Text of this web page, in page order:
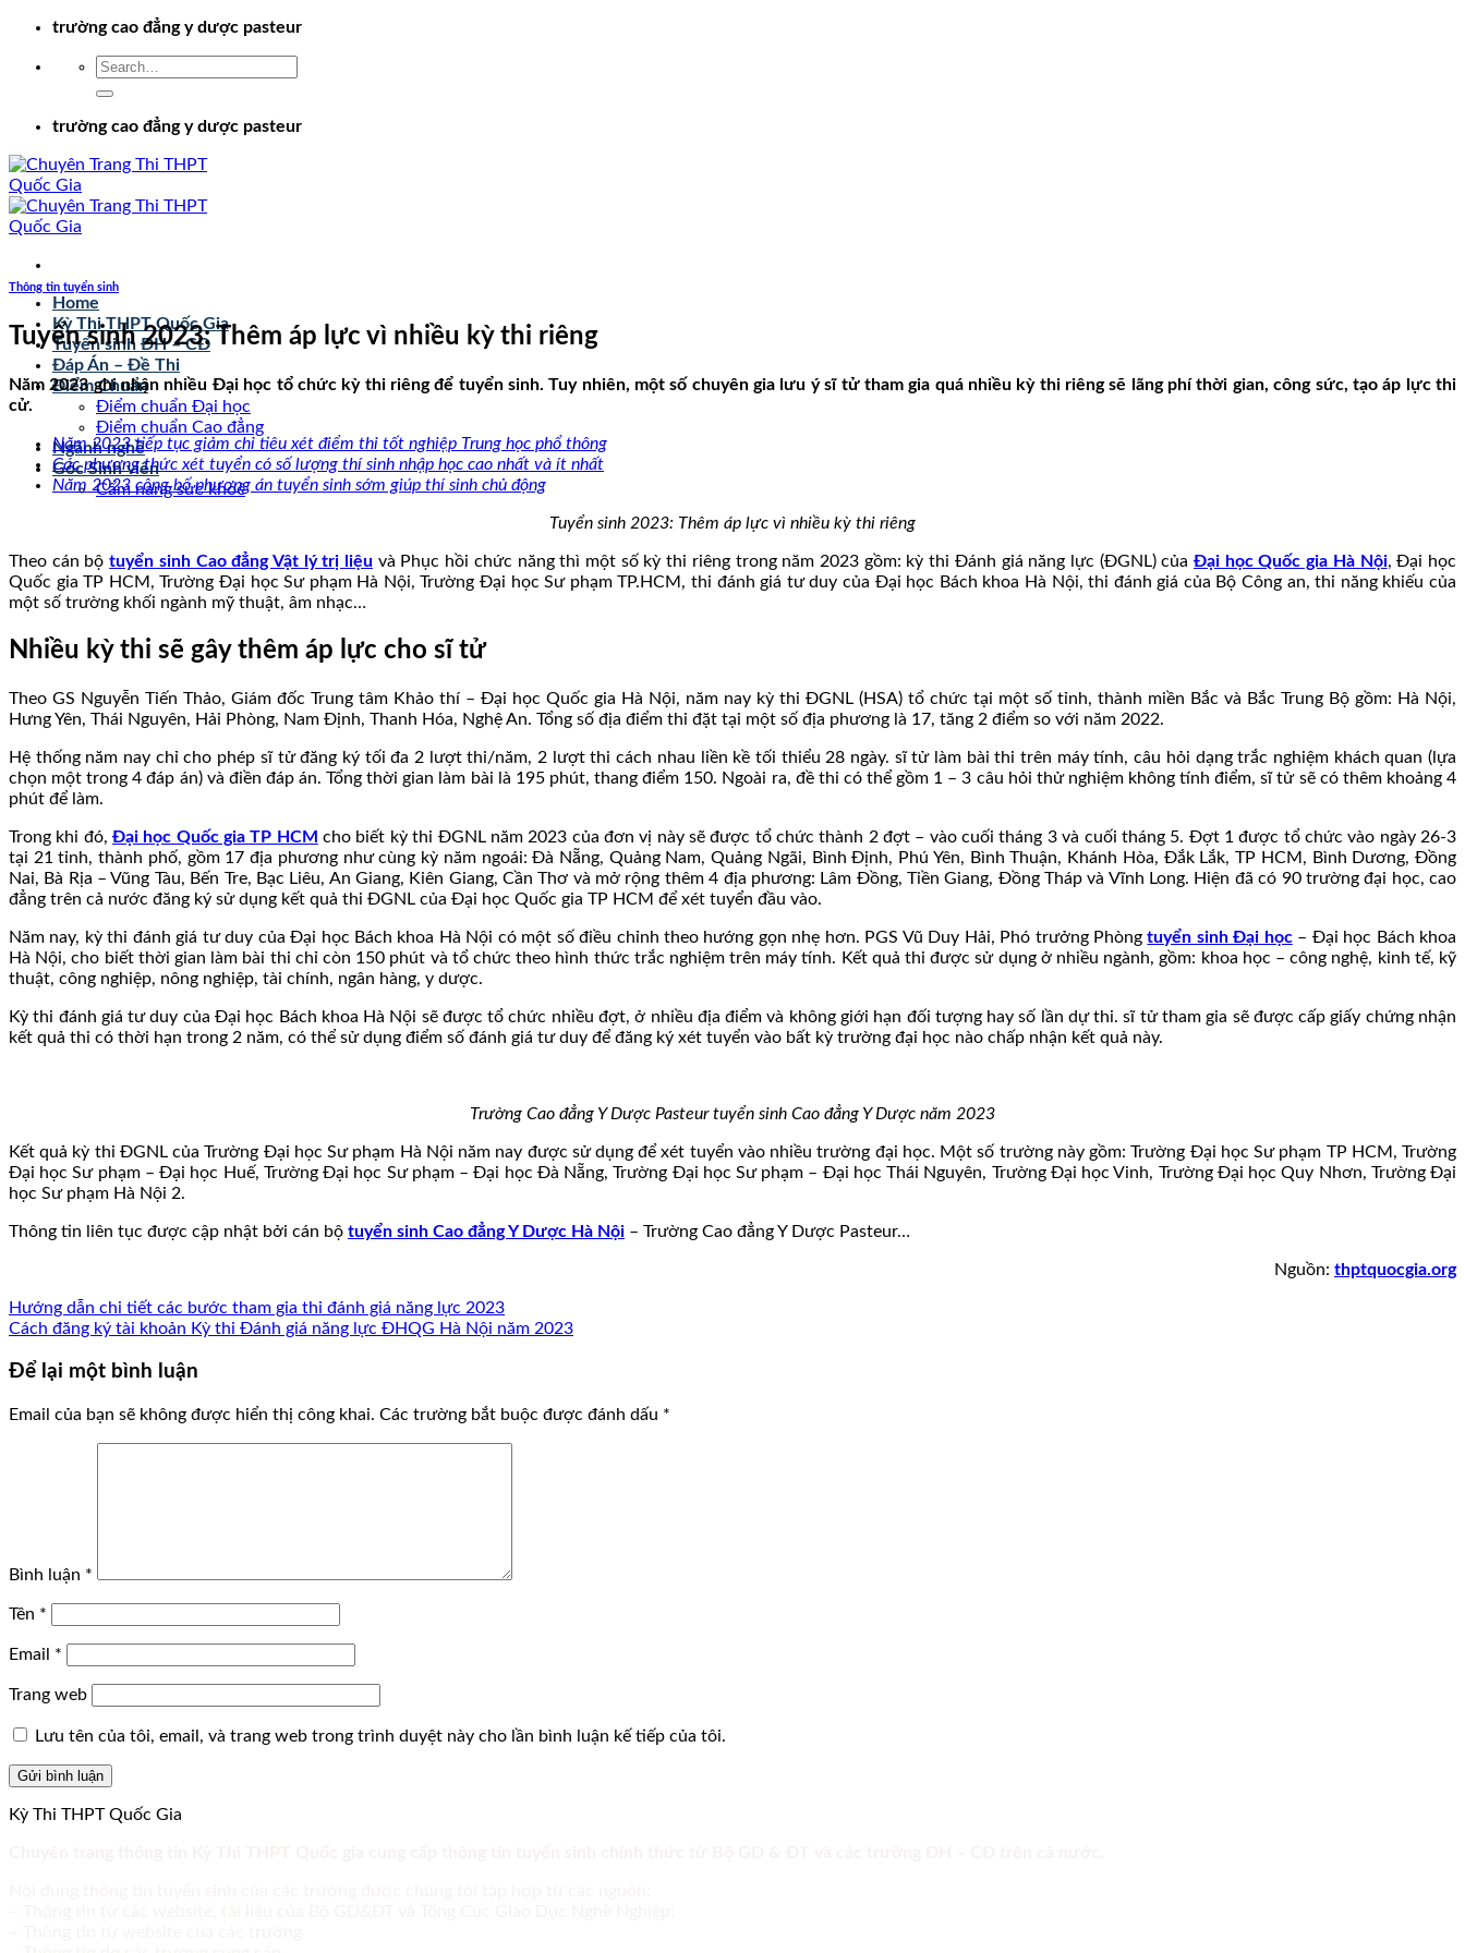
Chuyểntrường cao đẳng y dược pasteur
trường cao đẳng y dược pasteur
Home
Kỳ Thi THPT Quốc Gia
Tuyển sinh ĐH – CĐ
Đáp Án – Đề Thi
Điểm Chuẩn
Điểm chuẩn Đại học
Điểm chuẩn Cao đẳng
Ngành nghề
Góc Sinh viên
Cẩm nang sức khoẻ
Thông tin tuyển sinh
Tuyển sinh 2023: Thêm áp lực vì nhiều kỳ thi riêng
Năm 2023 ghi nhận nhiều Đại học tổ chức kỳ thi riêng để tuyển sinh. Tuy nhiên, một số chuyên gia lưu ý sĩ tử tham gia quá nhiều kỳ thi riêng sẽ lãng phí thời gian, công sức, tạo áp lực thi
cử.
Năm 2023 tiếp tục giảm chỉ tiêu xét điểm thi tốt nghiệp Trung học phổ thông
Các phương thức xét tuyển có số lượng thí sinh nhập học cao nhất và ít nhất
Năm 2023 công bố phương án tuyển sinh sớm giúp thí sinh chủ động
Tuyển sinh 2023: Thêm áp lực vì nhiều kỳ thi riêng
Theo cán bộtuyển sinh Cao đẳng Vật lý trị liệu và Phục hồi chức năng thì một số kỳ thi riêng trong năm 2023 gồm: kỳ thi Đánh giá năng lực (ĐGNL) củaĐại học Quốc gia Hà Nội, Đại học
Quốc gia TP HCM, Trường Đại học Sư phạm Hà Nội, Trường Đại học Sư phạm TP.HCM, thi đánh giá tư duy của Đại học Bách khoa Hà Nội, thi đánh giá của Bộ Công an, thi năng khiếu của
một số trường khối ngành mỹ thuật, âm nhạc…
Nhiều kỳ thi sẽ gây thêm áp lực cho sĩ tử
Theo GS Nguyễn Tiến Thảo, Giám đốc Trung tâm Khảo thí – Đại học Quốc gia Hà Nội, năm nay kỳ thi ĐGNL (HSA) tổ chức tại một số tỉnh, thành miền Bắc và Bắc Trung Bộ gồm: Hà Nội,
Hưng Yên, Thái Nguyên, Hải Phòng, Nam Định, Thanh Hóa, Nghệ An. Tổng số địa điểm thi đặt tại một số địa phương là 17, tăng 2 điểm so với năm 2022.
Hệ thống năm nay chỉ cho phép sĩ tử đăng ký tối đa 2 lượt thi/năm, 2 lượt thi cách nhau liền kề tối thiểu 28 ngày. sĩ tử làm bài thi trên máy tính, câu hỏi dạng trắc nghiệm khách quan (lựa
chọn một trong 4 đáp án) và điền đáp án. Tổng thời gian làm bài là 195 phút, thang điểm 150. Ngoài ra, đề thi có thể gồm 1 – 3 câu hỏi thử nghiệm không tính điểm, sĩ tử sẽ có thêm khoảng 4
phút để làm.
Trong khi đó,Đại học Quốc gia TP HCM cho biết kỳ thi ĐGNL năm 2023 của đơn vị này sẽ được tổ chức thành 2 đợt – vào cuối tháng 3 và cuối tháng 5. Đợt 1 được tổ chức vào ngày 26-3
tại 21 tỉnh, thành phố, gồm 17 địa phương như cùng kỳ năm ngoái: Đà Nẵng, Quảng Nam, Quảng Ngãi, Bình Định, Phú Yên, Bình Thuận, Khánh Hòa, Đắk Lắk, TP HCM, Bình Dương, Đồng
Nai, Bà Rịa – Vũng Tàu, Bến Tre, Bạc Liêu, An Giang, Kiên Giang, Cần Thơ và mở rộng thêm 4 địa phương: Lâm Đồng, Tiền Giang, Đồng Tháp và Vĩnh Long. Hiện đã có 90 trường đại học, cao
đẳng trên cả nước đăng ký sử dụng kết quả thi ĐGNL của Đại học Quốc gia TP HCM để xét tuyển đầu vào.
Năm nay, kỳ thi đánh giá tư duy của Đại học Bách khoa Hà Nội có một số điều chỉnh theo hướng gọn nhẹ hơn. PGS Vũ Duy Hải, Phó trưởng Phòngtuyển sinh Đại học– Đại học Bách khoa
Hà Nội, cho biết thời gian làm bài thi chỉ còn 150 phút và tổ chức theo hình thức trắc nghiệm trên máy tính. Kết quả thi được sử dụng ở nhiều ngành, gồm: khoa học – công nghệ, kinh tế, kỹ
thuật, công nghiệp, nông nghiệp, tài chính, ngân hàng, y dược.
Kỳ thi đánh giá tư duy của Đại học Bách khoa Hà Nội sẽ được tổ chức nhiều đợt, ở nhiều địa điểm và không giới hạn đối tượng hay số lần dự thi. sĩ tử tham gia sẽ được cấp giấy chứng nhận
kết quả thi có thời hạn trong 2 năm, có thể sử dụng điểm số đánh giá tư duy để đăng ký xét tuyển vào bất kỳ trường đại học nào chấp nhận kết quả này.
Trường Cao đẳng Y Dược Pasteur tuyển sinh Cao đẳng Y Dược năm 2023
Kết quả kỳ thi ĐGNL của Trường Đại học Sư phạm Hà Nội năm nay được sử dụng để xét tuyển vào nhiều trường đại học. Một số trường này gồm: Trường Đại học Sư phạm TP HCM, Trường
Đại học Sư phạm – Đại học Huế, Trường Đại học Sư phạm – Đại học Đà Nẵng, Trường Đại học Sư phạm – Đại học Thái Nguyên, Trường Đại học Vinh, Trường Đại học Quy Nhơn, Trường Đại
học Sư phạm Hà Nội 2.
Thông tin liên tục được cập nhật bởi cán bộ tuyển sinh Cao đẳng Y Dược Hà Nội – Trường Cao đẳng Y Dược Pasteur…
Nguồn: thptquocgia.org
Hướng dẫn chi tiết các bước tham gia thi đánh giá năng lực 2023
Cách đăng ký tài khoản Kỳ thi Đánh giá năng lực ĐHQG Hà Nội năm 2023
Để lại một bình luận
Email của bạn sẽ không được hiển thị công khai. Các trường bắt buộc được đánh dấu *
Bình luận *
Tên *
Email *
Trang web
Lưu tên của tôi, email, và trang web trong trình duyệt này cho lần bình luận kế tiếp của tôi.
Kỳ Thi THPT Quốc Gia